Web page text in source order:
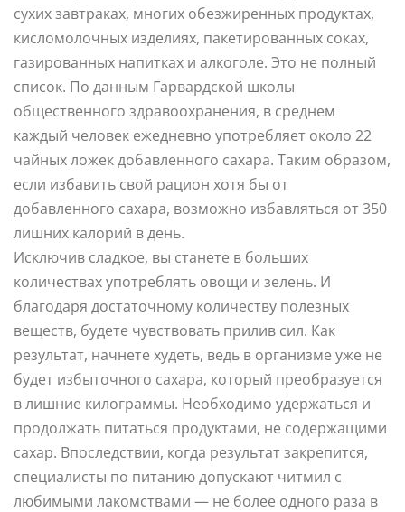
сухих завтраках, многих обезжиренных продуктах,
кисломолочных изделиях, пакетированных соках,
газированных напитках и алкоголе. Это не полный
список. По данным Гарвардской школы
общественного здравоохранения, в среднем
каждый человек ежедневно употребляет около 22
чайных ложек добавленного сахара. Таким образом,
если избавить свой рацион хотя бы от
добавленного сахара, возможно избавляться от 350
лишних калорий в день.
Исключив сладкое, вы станете в больших
количествах употреблять овощи и зелень. И
благодаря достаточному количеству полезных
веществ, будете чувствовать прилив сил. Как
результат, начнете худеть, ведь в организме уже не
будет избыточного сахара, который преобразуется
в лишние килограммы. Необходимо удержаться и
продолжать питаться продуктами, не содержащими
сахар. Впоследствии, когда результат закрепится,
специалисты по питанию допускают читмил с
любимыми лакомствами — не более одного раза в